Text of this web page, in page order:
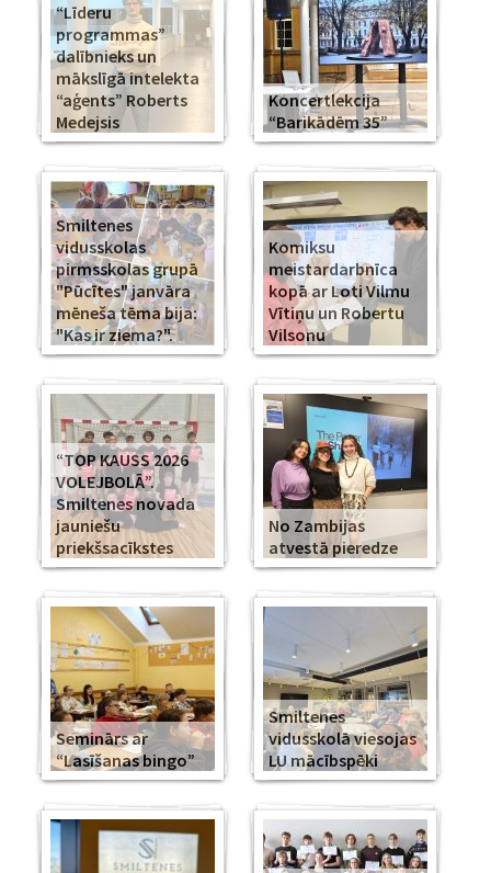
“Līderu
programmas”
dalībnieks un
mākslīgā intelekta
“aģents” Roberts
Medejsis
Koncertlekcija
“Barikādēm 35”
Smiltenes
vidusskolas
pirmsskolas grupā
"Pūcītes" janvāra
mēneša tēma bija:
"Kas ir ziema?".
Komiksu
meistardarbnīca
kopā ar Loti Vilmu
Vītiņu un Robertu
Vilsonu
“TOP KAUSS 2026
VOLEJBOLĀ”.
Smiltenes novada
jauniešu
priekšsacīkstes
No Zambijas
atvestā pieredze
Seminārs ar
“Lasīšanas bingo”
Smiltenes
vidusskolā viesojas
LU mācībspēki